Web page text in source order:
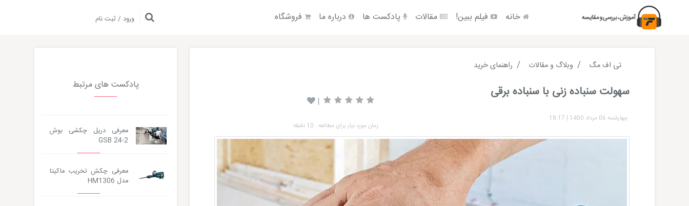
خانه فیلم ببین! مقالات پادکست ها درباره ما فروشگاه ورود / ثبت نام
تی اف مگ وبلاگ و مقالات راهنمای خرید
سهولت سنباده زنی با سنباده برقی
چهارشنبه 06 مرداد 1400 |
18:17
|
زمان مورد نیاز برای مطالعه : 10 دقیقه
پادکست های مرتبط
معرفی دریل چکشی بوش
GSB 24-2
معرفی چکش تخریب ماکیتا
مدل HM1306